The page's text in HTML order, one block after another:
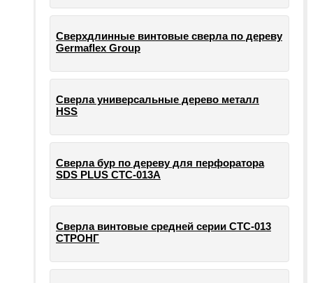
Сверхдлинные винтовые сверла по дереву
Germaflex Group
Сверла универсальные дерево металл
HSS
Cверла бур по дереву для перфоратора
SDS PLUS СТС-013А
Сверла винтовые средней серии СТС-013
СТРОНГ